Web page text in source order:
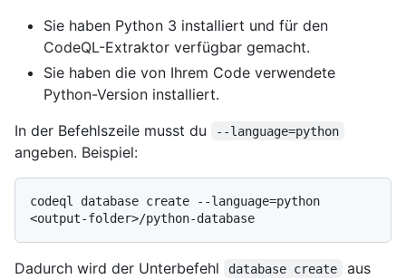
Sie haben Python 3 installiert und für den
CodeQL-Extraktor verfügbar gemacht.
Sie haben die von Ihrem Code verwendete
Python-Version installiert.
In der Befehlszeile musst du
--language=python
angeben. Beispiel:
codeql database create --language=python
Dadurch wird der Unterbefehl database create
aus